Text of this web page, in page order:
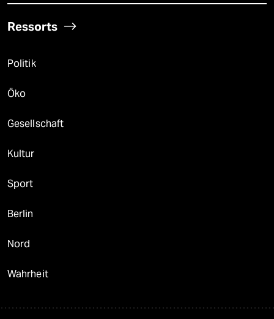
Ressorts
Politik
Öko
Gesellschaft
Kultur
Sport
Berlin
Nord
Wahrheit